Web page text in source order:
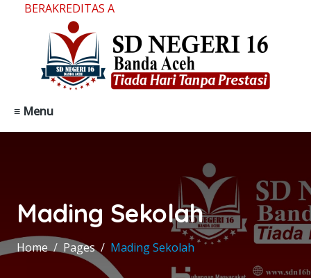
A
≡ Menu
Mading Sekolah
Home Pages Mading Sekolah